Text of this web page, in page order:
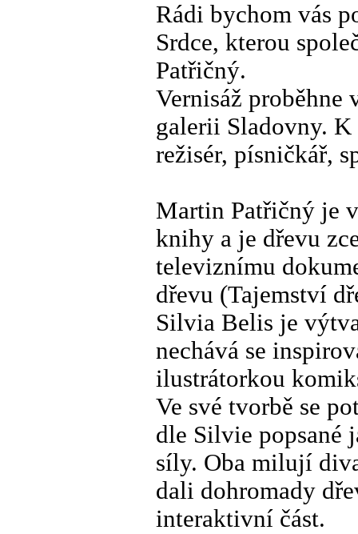
Rádi bychom vás
Srdce, kterou
Patřičný.
Vernisáž proběhne
galerii Sladovny.
režisér, písničkář,
Martin Patřičný je
knihy a je dřevu
televiznímu
dřevu (Tajemství
Silvia Belis je
nechává se
ilustrátorkou
Ve své tvorbě se
dle Silvie popsané
síly. Oba milují
dali dohromady
interaktivní část.